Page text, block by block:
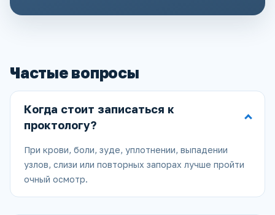
Частые вопросы
Когда стоит записаться к
проктологу?
При крови, боли, зуде, уплотнении, выпадении
узлов, слизи или повторных запорах лучше пройти
очный осмотр.